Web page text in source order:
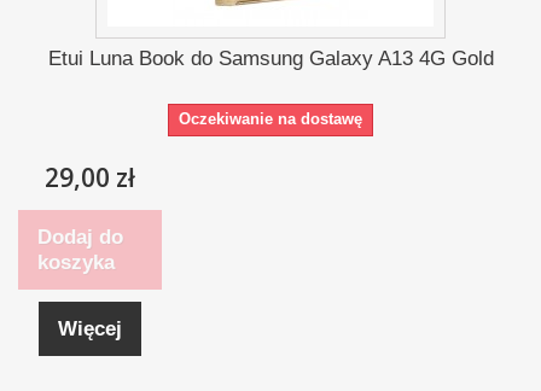
Etui Luna Book do Samsung Galaxy A13 4G Gold
Oczekiwanie na dostawę
29,00 zł
Dodaj do
koszyka
Więcej